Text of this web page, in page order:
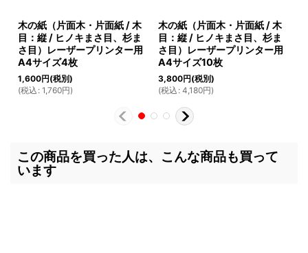
木の紙（片面木・片面紙 / 木
目：縦 / ヒノキまさ目、杉ま
さ目）レーザープリンター用
A4サイズ4枚
1,600円(税別)
(税込 : 1,760円)
木の紙（片面木・片面紙 / 木
目：縦 / ヒノキまさ目、杉ま
さ目）レーザープリンター用
A4サイズ10枚
3,800円(税別)
(税込 : 4,180円)
この商品を買った人は、こんな商品も買って
います